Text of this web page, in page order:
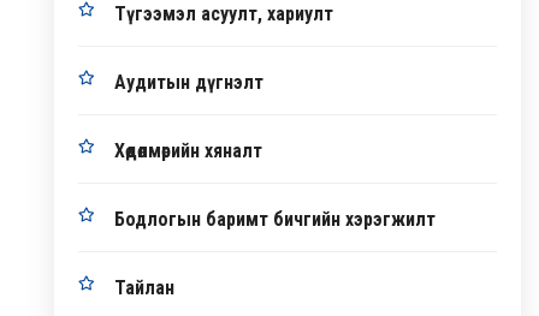
Түгээмэл асуулт, хариулт
Аудитын дүгнэлт
Хөдөлмөрийн хяналт
Бодлогын баримт бичгийн хэрэгжилт
Тайлан